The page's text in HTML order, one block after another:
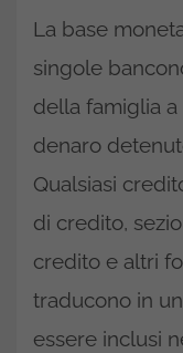
La base
singole
della famiglia
denaro
Qualsiasi
di credito,
credito e altri
traducono in
essere inclusi